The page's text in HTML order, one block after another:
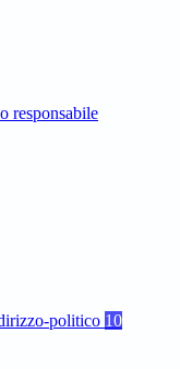
responsabile
politico 10